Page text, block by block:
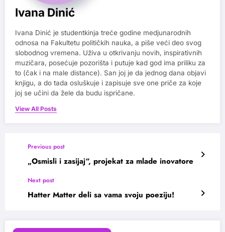
Ivana Dinić
Ivana Dinić je studentkinja treće godine medjunarodnih
odnosa na Fakultetu političkih nauka, a piše veći deo svog
slobodnog vremena. Uživa u otkrivanju novih, inspirativnih
muzičara, posećuje pozorišta i putuje kad god ima priliku za
to (čak i na male distance). San joj je da jednog dana objavi
knjigu, a do tada osluškuje i zapisuje sve one priče za koje
joj se učini da žele da budu ispričane.
View All Posts
Previous post
„Osmisli i zasijaj“, projekat za mlade inovatore
Next post
Hatter Matter deli sa vama svoju poeziju!